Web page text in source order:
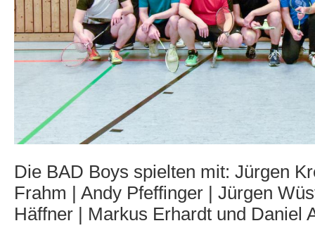
Die BAD Boys spielten mit: Jürgen
Frahm | Andy Pfeffinger | Jürgen
Häffner | Markus Erhardt und Daniel